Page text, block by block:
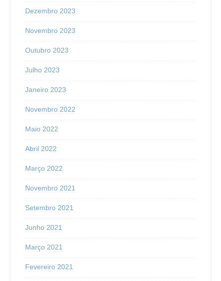
Dezembro 2023
Novembro 2023
Outubro 2023
Julho 2023
Janeiro 2023
Novembro 2022
Maio 2022
Abril 2022
Março 2022
Novembro 2021
Setembro 2021
Junho 2021
Março 2021
Fevereiro 2021